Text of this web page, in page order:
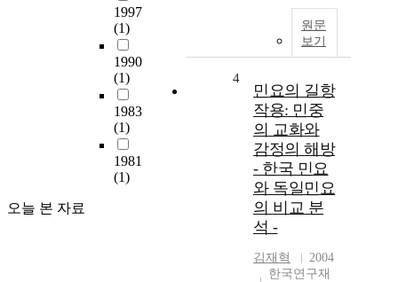
1997
(1)
1990
(1)
1983
(1)
1981
(1)
오늘 본 자료
원문
보기
4
민요의 길항
작용: 민중
의 교화와
감정의 해방
- 한국 민요
와 독일민요
의 비교 분
석 -
김재혁
2004
한국연구재